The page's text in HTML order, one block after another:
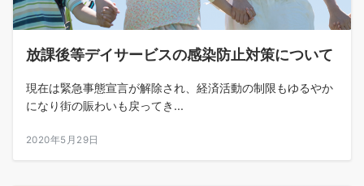
放課後等デイサービスの感染防止対策について
現在は緊急事態宣言が解除され、経済活動の制限もゆるやか
になり街の賑わいも戻ってき...
2020年5月29日